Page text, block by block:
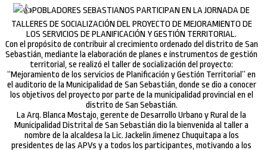
POBLADORES SEBASTIANOS PARTICIPAN EN LA JORNADA DE
TALLERES DE SOCIALIZACIÓN DEL PROYECTO DE MEJORAMIENTO DE
LOS SERVICIOS DE PLANIFICACIÓN Y GESTIÓN TERRITORIAL.
Con el propósito de contribuir al crecimiento ordenado del distrito de San
Sebastián, mediante la elaboración de planes e instrumentos de gestión
territorial, se realizó el taller de socialización del proyecto:
“Mejoramiento de los servicios de Planificación y Gestión Territorial” en
el auditorio de la Municipalidad de San Sebastián, donde se dio a conocer
los objetivos del proyecto por parte de la municipalidad provincial en el
distrito de San Sebastián.
La Arq. Blanca Mostajo, gerente de Desarrollo Urbano y Rural de la
Municipalidad Distrital de San Sebastián dio la bienvenida al taller a
nombre de la alcaldesa la Lic. Jackelin Jimenez Chuquitapa a los
presidentes de las APVs y a todos los participantes, motivando a los